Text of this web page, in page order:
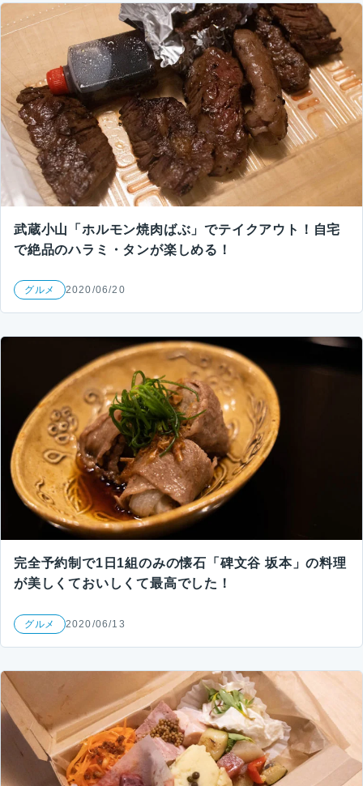
武蔵小山「ホルモン焼肉ばぶ」でテイクアウト！自宅
で絶品のハラミ・タンが楽しめる！
グルメ 2020/06/20
完全予約制で1日1組のみの懐石「碑文谷 坂本」の料理
が美しくておいしくて最高でした！
グルメ 2020/06/13